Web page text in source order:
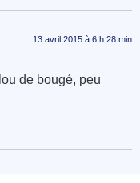
13 avril 2015 à 6 h 28 min
de bougé, peu